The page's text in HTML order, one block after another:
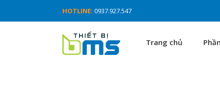
HOTLINE: 0937.927.547
Trang chủ